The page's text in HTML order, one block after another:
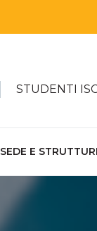
STUDENTI
SEDE E